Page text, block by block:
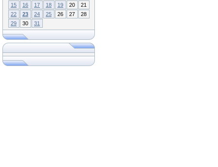
15
16 17 18 19 20
21
22
23 24 25 26 27
28
29
30 31